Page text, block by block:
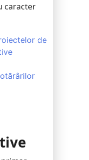
caracter
de